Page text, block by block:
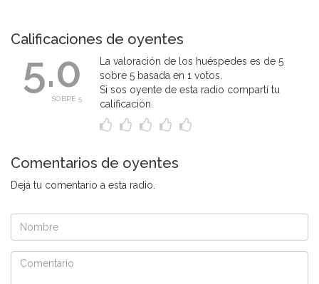
Calificaciones de oyentes
5.0
SOBRE 5
La valoración de los huéspedes es de 5
sobre 5 basada en 1 votos.
Si sos oyente de esta radio compartí tu
calificación.
Comentarios de oyentes
Dejá tu comentario a esta radio.